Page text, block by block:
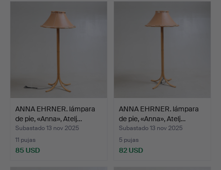
ANNA EHRNER. lámpara
de pie, «Anna», Atelj…
Subastado 13 nov 2025
11 pujas
85 USD
ANNA EHRNER. lámpara
de pie, «Anna», Atelj…
Subastado 13 nov 2025
5 pujas
82 USD